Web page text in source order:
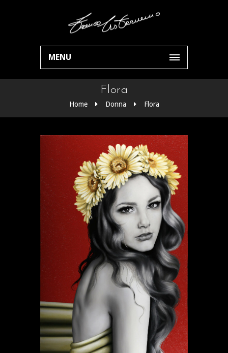
MENU
Flora
Home Donna Flora